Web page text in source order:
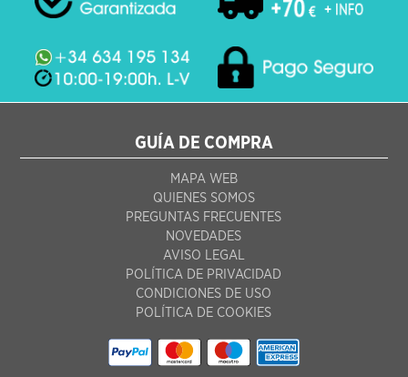
GUÍA DE COMPRA
MAPA WEB
QUIENES SOMOS
PREGUNTAS FRECUENTES
NOVEDADES
AVISO LEGAL
POLÍTICA DE PRIVACIDAD
CONDICIONES DE USO
POLÍTICA DE COOKIES